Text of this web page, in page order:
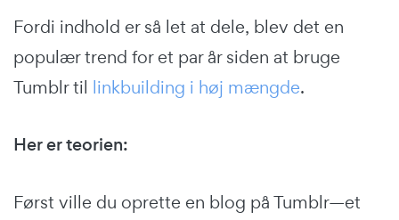
Fordi indhold er så let at dele, blev det en
populær trend for et par år siden at bruge
Tumblr til linkbuilding i høj mængde.
Her er teorien:
Først ville du oprette en blog på Tumblr—et